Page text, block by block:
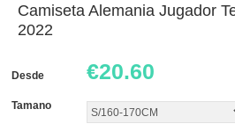
Camiseta Alemania Jugador
2022
Desde €20.60
Tamano